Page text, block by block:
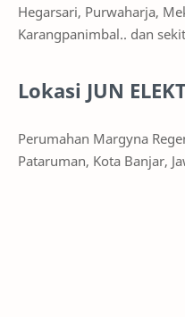
Hegarsari, Purwaharja,
Karangpanimbal.. dan
Lokasi JUN
Perumahan Margyna
Pataruman, Kota Banjar,